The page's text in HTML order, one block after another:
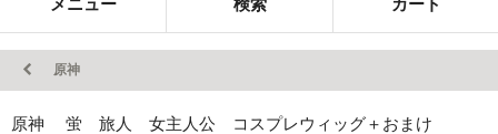
原神
原神 蛍 旅人 女主人公 コスプレウィッグ＋おまけ